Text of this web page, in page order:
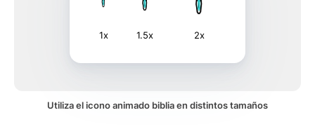
1x 1.5x 2x
Utiliza el icono animado biblia en distintos tamaños